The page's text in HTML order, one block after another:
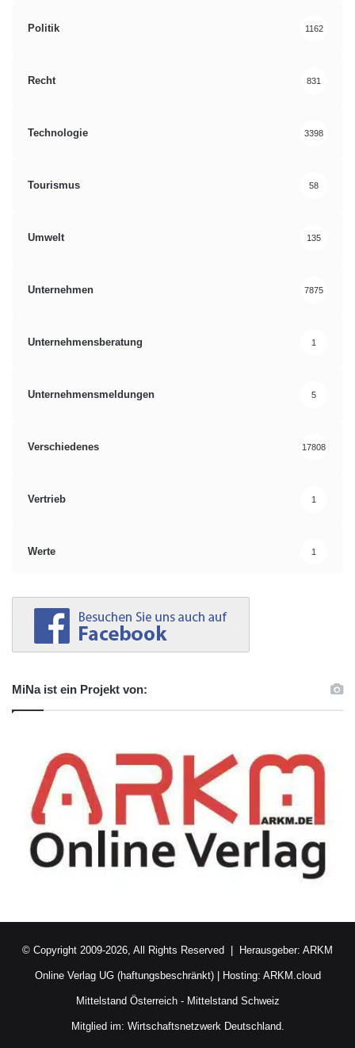
Politik 1162
Recht 831
Technologie 3398
Tourismus 58
Umwelt 135
Unternehmen 7875
Unternehmensberatung 1
Unternehmensmeldungen 5
Verschiedenes 17808
Vertrieb 1
Werte 1
MiNa ist ein Projekt von:
© Copyright 2009-2026, All Rights Reserved | Herausgeber: ARKM
Online Verlag UG (haftungsbeschränkt)| Hosting: ARKM.cloud
Mittelstand Österreich- Mittelstand Schweiz
Mitglied im: Wirtschaftsnetzwerk Deutschland.